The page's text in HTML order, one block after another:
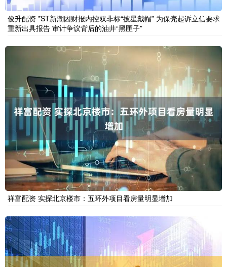
俊升配资 *ST新潮因财报内控双非标“披星戴帽” 为保壳起诉立信要求
重新出具报告 审计争议背后的油井“黑匣子”
祥富配资 实探北京楼市：五环外项目看房量明显增加